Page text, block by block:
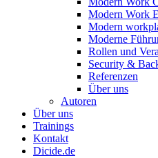
Modern Work
Modern
Moderne
Rollen und
Security &
Referenzen
Über uns
Autoren
Über uns
Trainings
Kontakt
Dicide.de